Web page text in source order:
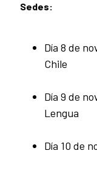
Sedes:
Día 8 de
Chile
Día 9 de
Lengua
Día 10 de